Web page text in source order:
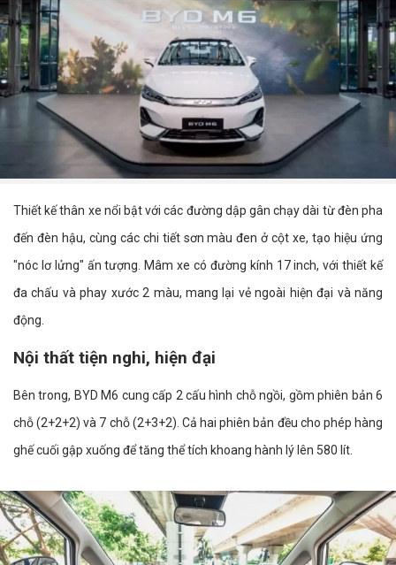
Thiết kế thân xe nổi bật với các đường dập gân chạy dài từ đèn pha
đến đèn hậu, cùng các chi tiết sơn màu đen ở cột xe, tạo hiệu ứng
"nóc lơ lửng" ấn tượng. Mâm xe có đường kính 17 inch, với thiết kế
đa chấu và phay xước 2 màu, mang lại vẻ ngoài hiện đại và năng
động.
Nội thất tiện nghi, hiện đại
Bên trong, BYD M6 cung cấp 2 cấu hình chỗ ngồi, gồm phiên bản 6
chỗ (2+2+2) và 7 chỗ (2+3+2). Cả hai phiên bản đều cho phép hàng
ghế cuối gập xuống để tăng thể tích khoang hành lý lên 580 lít.